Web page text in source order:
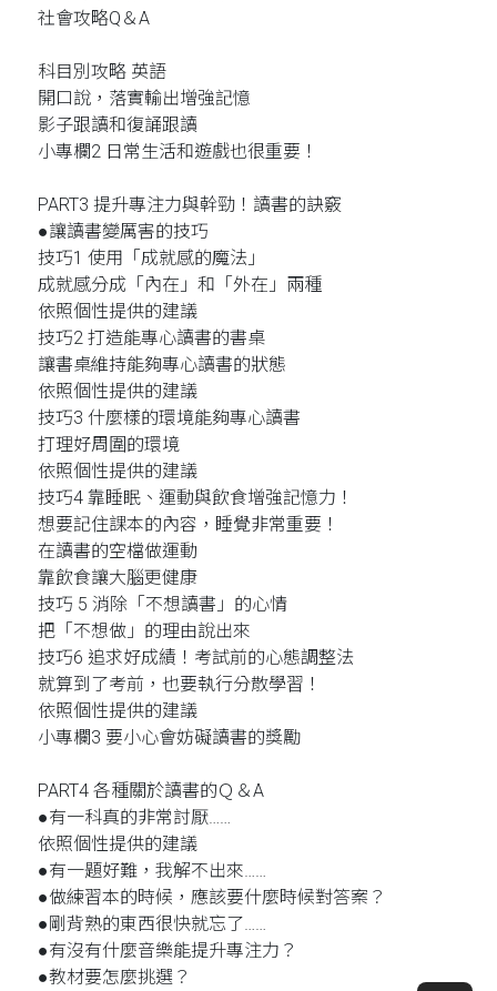
社會攻略Q＆A
科目別攻略 英語
開口說，落實輸出增強記憶
影子跟讀和復誦跟讀
小專欄2 日常生活和遊戲也很重要！
PART3 提升專注力與幹勁！讀書的訣竅
●讓讀書變厲害的技巧
技巧1 使用「成就感的魔法」
成就感分成「內在」和「外在」兩種
依照個性提供的建議
技巧2 打造能專心讀書的書桌
讓書桌維持能夠專心讀書的狀態
依照個性提供的建議
技巧3 什麼樣的環境能夠專心讀書
打理好周圍的環境
依照個性提供的建議
技巧4 靠睡眠、運動與飲食增強記憶力！
想要記住課本的內容，睡覺非常重要！
在讀書的空檔做運動
靠飲食讓大腦更健康
技巧 5 消除「不想讀書」的心情
把「不想做」的理由說出來
技巧6 追求好成績！考試前的心態調整法
就算到了考前，也要執行分散學習！
依照個性提供的建議
小專欄3 要小心會妨礙讀書的獎勵
PART4 各種關於讀書的Ｑ＆A
●有一科真的非常討厭……
依照個性提供的建議
●有一題好難，我解不出來……
●做練習本的時候，應該要什麼時候對答案？
●剛背熟的東西很快就忘了……
●有沒有什麼音樂能提升專注力？
●教材要怎麼挑選？